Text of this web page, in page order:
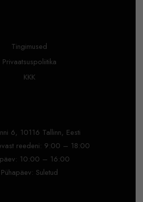
Tingimused
Privaatsuspoliitika
KKK
6, 10116 Tallinn, Eesti
reedeni: 9:00 – 18:00
10:00 – 16:00
Pühapäev: Suletud